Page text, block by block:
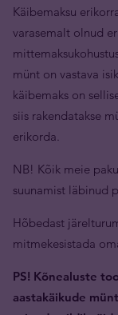
Käibemaksu
varasemalt olnud
münt on vastava
käibemaks on
siis rakendatakse
erikorda.
NB! Kõik meie
suunamist läbinud
Hõbedast
mitmekesistada
PS! Kõnealuste
aastakäikude